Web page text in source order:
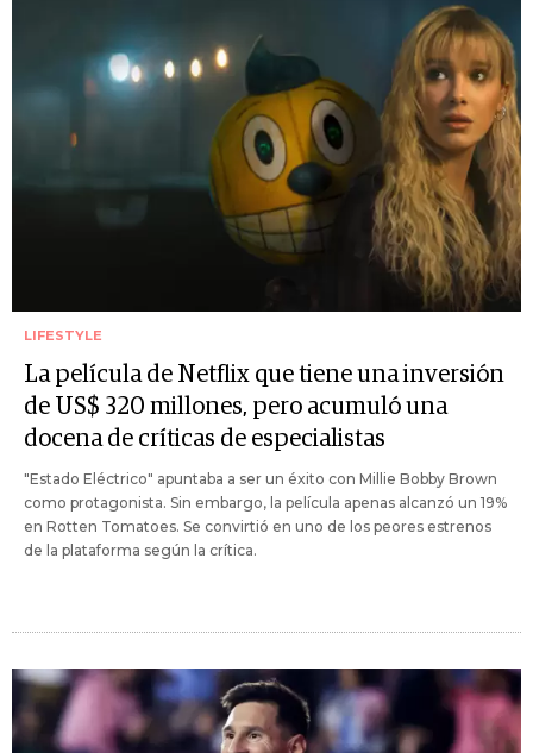
LIFESTYLE
La película de Netflix que tiene una inversión
de US$ 320 millones, pero acumuló una
docena de críticas de especialistas
"Estado Eléctrico" apuntaba a ser un éxito con Millie Bobby Brown
como protagonista. Sin embargo, la película apenas alcanzó un 19%
en Rotten Tomatoes. Se convirtió en uno de los peores estrenos
de la plataforma según la crítica.